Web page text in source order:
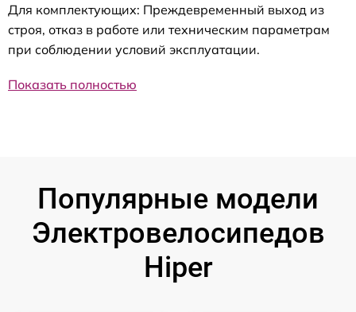
Для комплектующих: Преждевременный выход из
строя, отказ в работе или техническим параметрам
при соблюдении условий эксплуатации.
Показать полностью
Популярные модели
Электровелосипедов
Hiper